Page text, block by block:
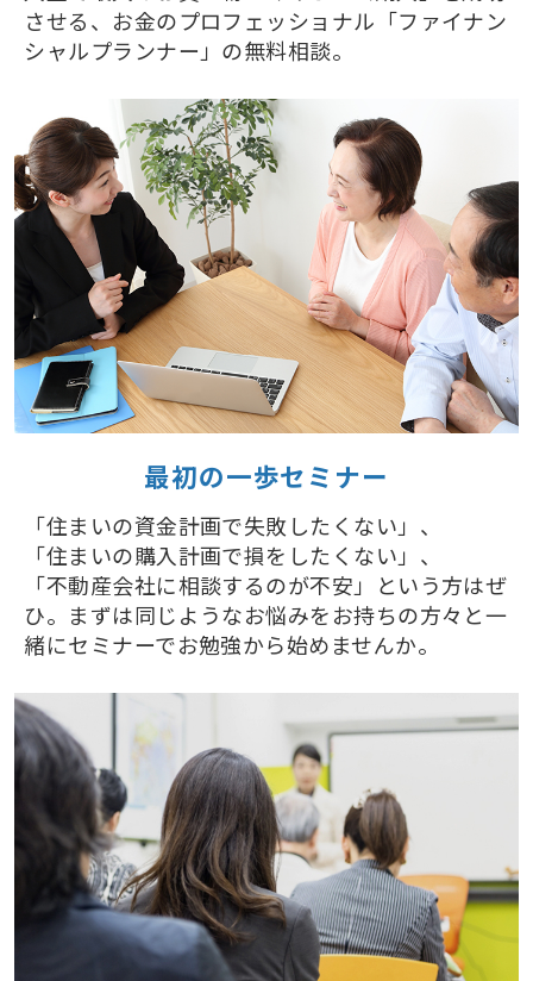
させる、お金のプロフェッショナル「ファイナン
シャルプランナー」の無料相談。
最初の一歩セミナー
「住まいの資金計画で失敗したくない」、
「住まいの購入計画で損をしたくない」、
「不動産会社に相談するのが不安」という方はぜ
ひ。まずは同じようなお悩みをお持ちの方々と一
緒にセミナーでお勉強から始めませんか。